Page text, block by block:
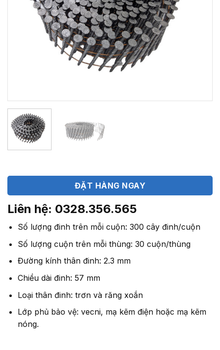
ĐẶT HÀNG NGAY
Liên hệ: 0328.356.565
Số lượng đinh trên mỗi cuộn: 300 cây đinh/cuộn
Số lượng cuộn trên mỗi thùng: 30 cuộn/thùng
Đường kính thân đinh: 2.3 mm
Chiều dài đinh: 57 mm
Loại thân đinh: trơn và răng xoắn
Lớp phủ bảo vệ: vecni, mạ kẽm điện hoặc mạ kẽm
nóng.